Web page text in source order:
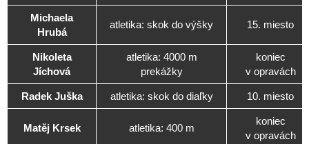
Michaela
Hrubá
atletika: skok do výšky 15. miesto
Nikoleta
Jíchová
atletika: 4000 m
prekážky
koniec
v opravách
Radek Juška atletika: skok do diaľky 10. miesto
Matěj Krsek atletika: 400 m
koniec
v opravách